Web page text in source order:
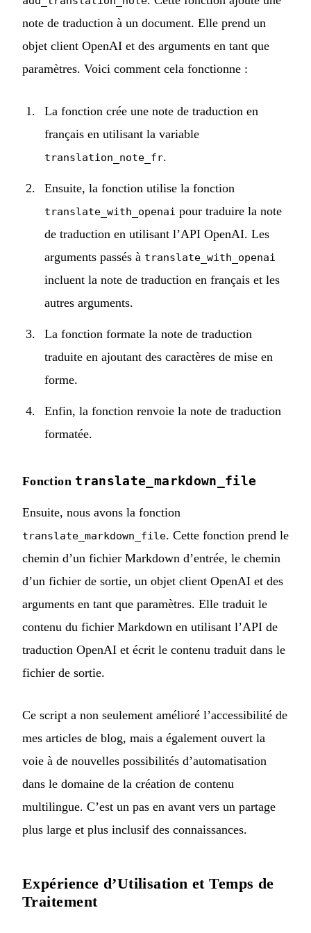
note de traduction à un document. Elle prend un
objet client OpenAI et des arguments en tant que
paramètres. Voici comment cela fonctionne :
La fonction crée une note de traduction en
français en utilisant la variable
translation_note_fr.
Ensuite, la fonction utilise la fonction
translate_with_openai pour traduire la note
de traduction en utilisant l’API OpenAI. Les
arguments passés à translate_with_openai
incluent la note de traduction en français et les
autres arguments.
La fonction formate la note de traduction
traduite en ajoutant des caractères de mise en
forme.
Enfin, la fonction renvoie la note de traduction
formatée.
Fonction translate_markdown_file
Ensuite, nous avons la fonction
translate_markdown_file. Cette fonction prend le
chemin d’un fichier Markdown d’entrée, le chemin
d’un fichier de sortie, un objet client OpenAI et des
arguments en tant que paramètres. Elle traduit le
contenu du fichier Markdown en utilisant l’API de
traduction OpenAI et écrit le contenu traduit dans le
fichier de sortie.
Ce script a non seulement amélioré l’accessibilité de
mes articles de blog, mais a également ouvert la
voie à de nouvelles possibilités d’automatisation
dans le domaine de la création de contenu
multilingue. C’est un pas en avant vers un partage
plus large et plus inclusif des connaissances.
Expérience d’Utilisation et Temps de
Traitement